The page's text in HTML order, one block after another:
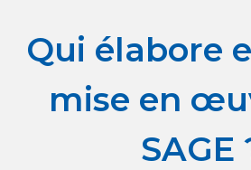
Qui élabore
mise en
SAGE